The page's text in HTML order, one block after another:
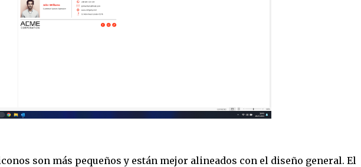
son más pequeños y están mejor alineados con el diseño general. El